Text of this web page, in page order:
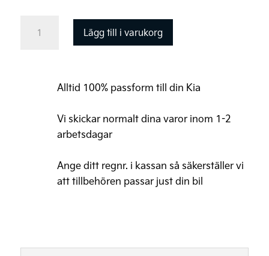
Lägg till i varukorg
Alltid 100% passform till din Kia
Vi skickar normalt dina varor inom 1-2
arbetsdagar
Ange ditt regnr. i kassan så säkerställer vi
att tillbehören passar just din bil